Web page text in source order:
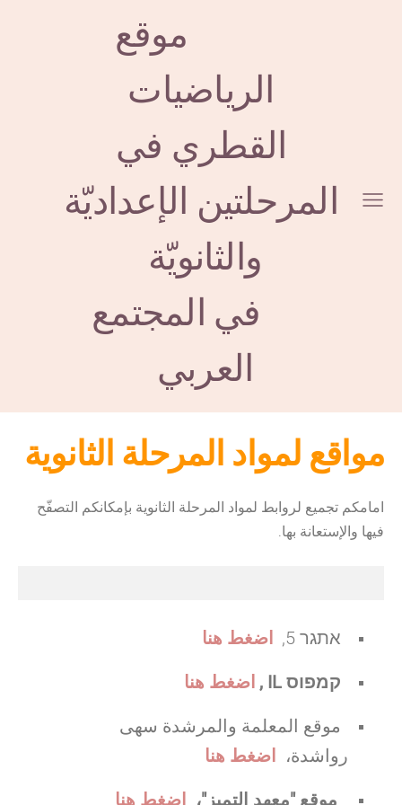
موقع
الرياضيات
القطري في
المرحلتين الإعداديّة
والثانويّة
في المجتمع
العربي
مواقع لمواد المرحلة الثانوية
امامكم تجميع لروابط لمواد المرحلة الثانوية بإمكانكم التصفّح
فيها والإستعانة بها.
אתגר 5, اضغط هنا
קמפוס IL , اضغط هنا
موقع المعلمة والمرشدة سهى
رواشدة،
اضغط هنا
موقع "معهد التميز"، اضغط هنا